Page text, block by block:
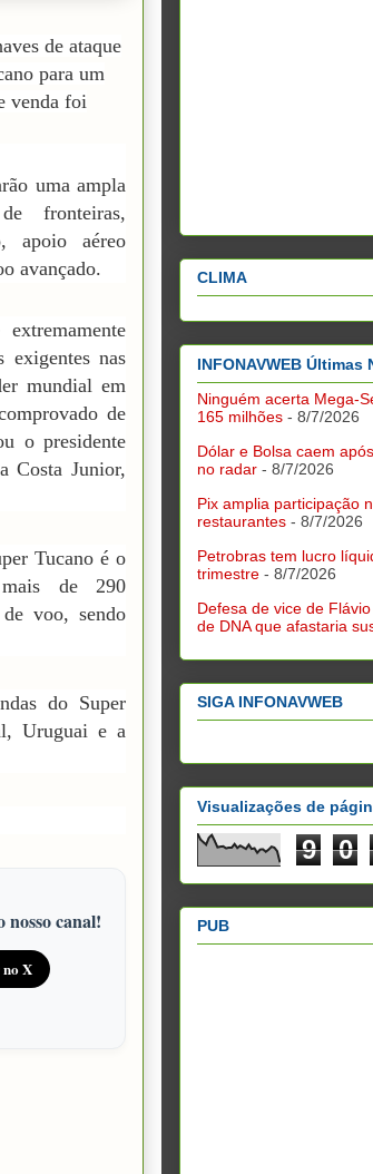
de ataque
para um
venda foi
uma ampla
fronteiras,
apoio aéreo
avançado.
exigentes nas
mundial em
de
o presidente
Costa Junior,
Tucano é o
de 290
de voo, sendo
do Super
Uruguai e a
canal!
X
CLIMA
INFONAVWEB Últimas
Ninguém acerta Mega-
165 milhões - 8/7/2026
Dólar e Bolsa caem
no radar - 8/7/2026
Pix amplia participação
restaurantes - 8/7/2026
Petrobras tem lucro
trimestre - 8/7/2026
Defesa de vice de
de DNA que afastaria
SIGA INFONAVWEB
Visualizações de
9 0
PUB